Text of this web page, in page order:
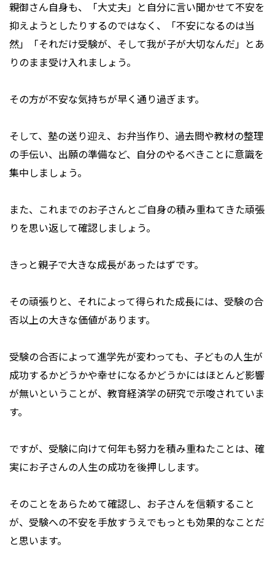
親御さん自身も、「大丈夫」と自分に言い聞かせて不安を
抑えようとしたりするのではなく、「不安になるのは当
然」「それだけ受験が、そして我が子が大切なんだ」とあ
りのまま受け入れましょう。
その方が不安な気持ちが早く通り過ぎます。
そして、塾の送り迎え、お弁当作り、過去問や教材の整理
の手伝い、出願の準備など、自分のやるべきことに意識を
集中しましょう。
また、これまでのお子さんとご自身の積み重ねてきた頑張
りを思い返して確認しましょう。
きっと親子で大きな成長があったはずです。
その頑張りと、それによって得られた成長には、受験の合
否以上の大きな価値があります。
受験の合否によって進学先が変わっても、子どもの人生が
成功するかどうかや幸せになるかどうかにはほとんど影響
が無いということが、教育経済学の研究で示唆されていま
す。
ですが、受験に向けて何年も努力を積み重ねたことは、確
実にお子さんの人生の成功を後押しします。
そのことをあらためて確認し、お子さんを信頼すること
が、受験への不安を手放すうえでもっとも効果的なことだ
と思います。